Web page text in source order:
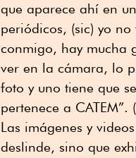
que aparece ahí en
periódicos, (sic) yo
conmigo, hay mucha
ver en la cámara, lo
foto y uno tiene que
pertenece a
Las imágenes y
deslinde, sino que